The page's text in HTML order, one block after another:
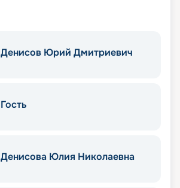
Денисов Юрий Дмитриевич
Гость
Денисова Юлия Николаевна